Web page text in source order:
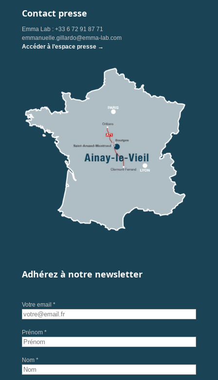
Contact presse
Emma Lab : +33 6 72 91 87 71
emmanuelle.gillardo@emma-lab.com
Accéder à l’espace presse →
Adhérez à notre newsletter
Votre email *
Prénom *
Nom *